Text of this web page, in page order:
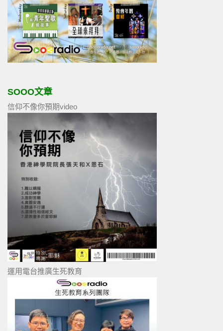
SOOO文章
信仰不像你預期video
運用電台推廣生死教育